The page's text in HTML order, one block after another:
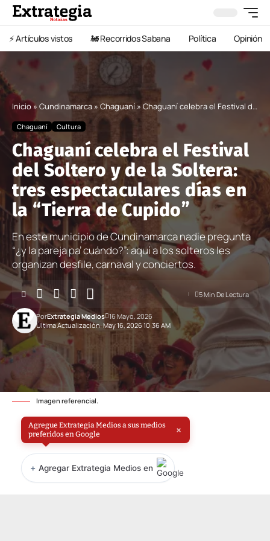
⚡️ Artículos vistos 🚂 Recorridos Sabana Política Opinión
Inicio» Cundinamarca » Chaguaní » Chaguaní celebra el Festival del Soltero y de la Soltera: tres espectaculares días en la “Tierra de Cupido”
Chaguaní Cultura
Chaguaní celebra el Festival
del Soltero y de la Soltera:
tres espectaculares días en
la “Tierra de Cupido”
En este municipio de Cundinamarca nadie pregunta
“¿y la pareja pa’ cuándo?”: aquí a los solteros les
organizan desfile, carnaval y conciertos.
Última Actualización: May 16, 2026 10:36 AM
PorExtrategia Medios 16 Mayo, 2026
5 Min De Lectura
Imagen referencial.
Agregue Extrategia Medios a sus medios
preferidos en Google
×
+ Agregar Extrategia Medios en